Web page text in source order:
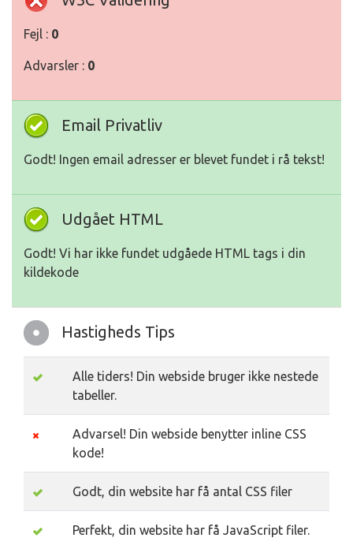
Fejl : 0
Advarsler : 0
Email Privatliv
Godt! Ingen email adresser er blevet fundet i rå tekst!
Udgået HTML
Godt! Vi har ikke fundet udgåede HTML tags i din
kildekode
Hastigheds Tips
Alle tiders! Din webside bruger ikke nestede
tabeller.
Advarsel! Din webside benytter inline CSS
kode!
Godt, din website har få antal CSS filer
Perfekt, din website har få JavaScript filer.